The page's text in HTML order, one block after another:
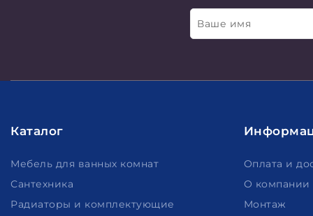
Ваше имя
Каталог
Мебель для ванных комнат
Сантехника
Радиаторы и комплектующие
Оплата и
О компании
Монтаж